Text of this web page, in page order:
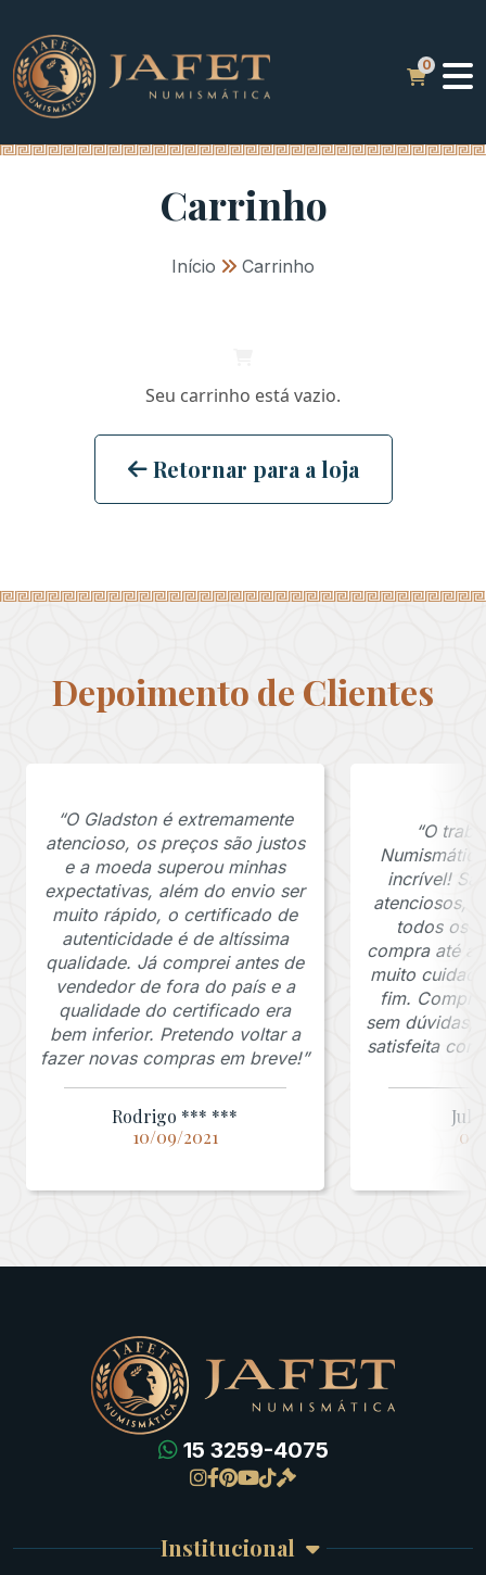
Carrinho
Início » Carrinho
Seu carrinho está vazio.
Retornar para a loja
Depoimento de Clientes
“O Gladston é extremamente
atencioso, os preços são justos
e a moeda superou minhas
expectativas, além do envio ser
muito rápido, o certificado de
autenticidade é de altíssima
qualidade. Já comprei antes de
vendedor de fora do país e a
qualidade do certificado era
bem inferior. Pretendo voltar a
fazer novas compras em breve!”
Rodrigo *** ***
10/09/2021
“O
incrível!
atenciosos,
todos os
compra até a
muito
fim.
sem dúvidas,
satisfeita com
03/
15 3259-4075
Institucional
Meus Pedidos
Carrinho de Compra
Gregas
Byzantinas
Bíblicas